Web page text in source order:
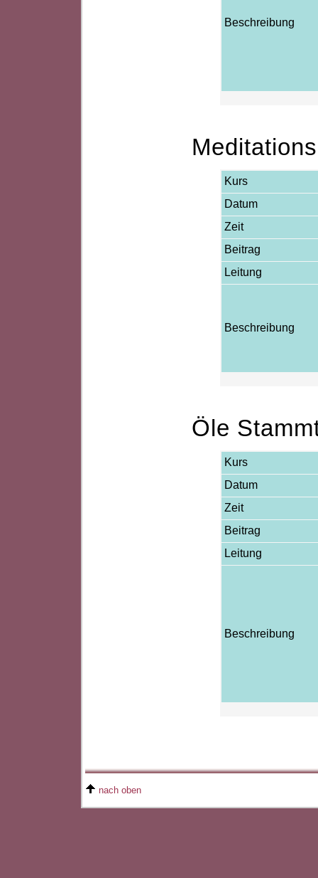
Beschreibung
Kurs
Datum
Zeit
Beitrag
Leitung
Beschreibung
Öle
Kurs
Datum
Zeit
Beitrag
Leitung
Beschreibung
nach oben